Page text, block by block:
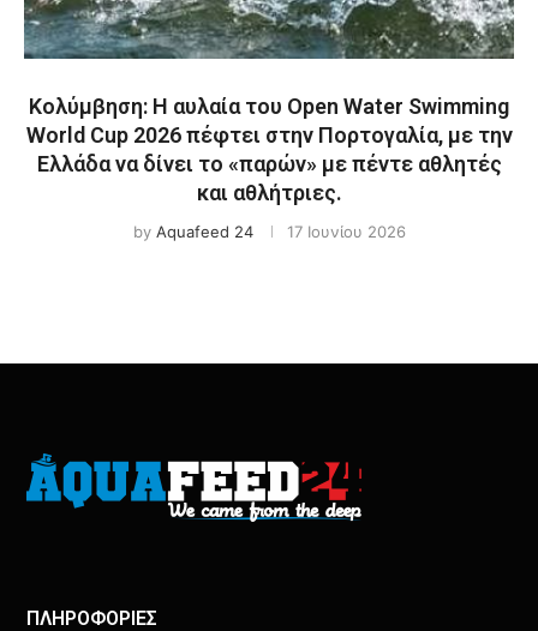
Κολύμβηση: Η αυλαία του Open Water Swimming
World Cup 2026 πέφτει στην Πορτογαλία, με την
Ελλάδα να δίνει το «παρών» με πέντε αθλητές
και αθλήτριες.
by Aquafeed 24 17 Ιουνίου 2026
ΠΛΗΡΟΦΟΡΙΕΣ